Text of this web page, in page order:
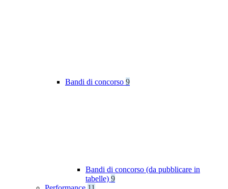
Bandi di concorso 9
Bandi di concorso (da pubblicare in
tabelle) 9